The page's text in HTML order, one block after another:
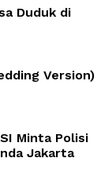
Duduk di
Version)
Minta Polisi
Jakarta